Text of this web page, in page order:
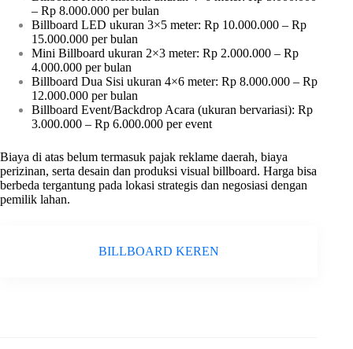
– Rp 8.000.000 per bulan
Billboard LED ukuran 3×5 meter: Rp 10.000.000 – Rp
15.000.000 per bulan
Mini Billboard ukuran 2×3 meter: Rp 2.000.000 – Rp
4.000.000 per bulan
Billboard Dua Sisi ukuran 4×6 meter: Rp 8.000.000 – Rp
12.000.000 per bulan
Billboard Event/Backdrop Acara (ukuran bervariasi): Rp
3.000.000 – Rp 6.000.000 per event
Biaya di atas belum termasuk pajak reklame daerah, biaya
perizinan, serta desain dan produksi visual billboard. Harga bisa
berbeda tergantung pada lokasi strategis dan negosiasi dengan
pemilik lahan.
BILLBOARD KEREN